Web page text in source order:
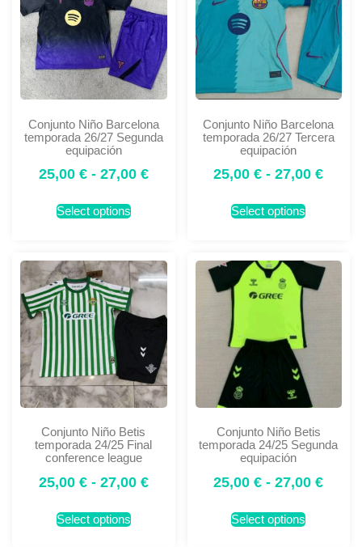
Conjunto Niño Barcelona
temporada 26/27 Segunda
equipación
25,00 € - 27,00 €
Select options
Conjunto Niño Barcelona
temporada 26/27 Tercera
equipación
25,00€ - 27,00€
Select options
Conjunto Niño Betis
temporada 24/25 Final
conference league
25,00 € - 27,00 €
Select options
Conjunto Niño Betis
temporada 24/25 Segunda
equipación
25,00€ - 27,00€
Select options